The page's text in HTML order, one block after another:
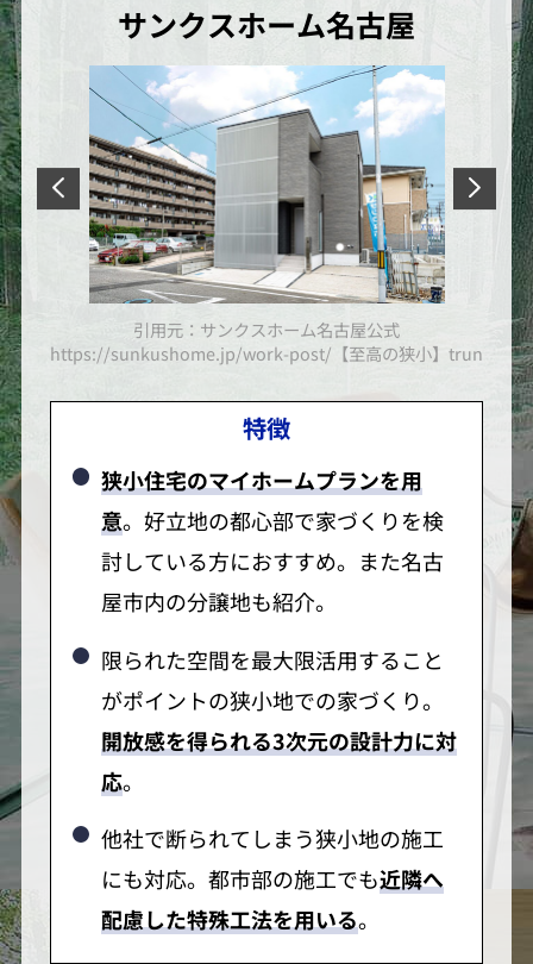
サンクスホーム名古屋
truna-lトゥルーナ-l＞/
引用元：サンクスホーム名古屋公式
https://sunkushome.jp/work-post/【至高の狭小】truna-lト
特徴
狭小住宅のマイホームプランを用
意。好立地の都心部で家づくりを検
討している方におすすめ。また名古
屋市内の分譲地も紹介。
限られた空間を最大限活用すること
がポイントの狭小地での家づくり。
開放感を得られる3次元の設計力に対
応。
他社で断られてしまう狭小地の施工
にも対応。都市部の施工でも近隣へ
配慮した特殊工法を用いる。